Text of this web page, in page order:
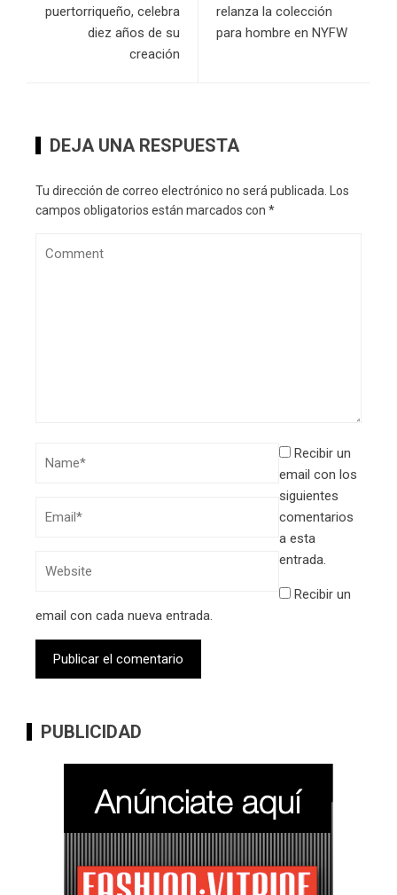
puertorriqueño, celebra
diez años de su
creación
relanza la colección
para hombre en NYFW
DEJA UNA RESPUESTA
Tu dirección de correo electrónico no será publicada.
Los
campos obligatorios están marcados con *
Recibir un
email con los
siguientes
comentarios
a esta
entrada.
Recibir un
email con cada nueva entrada.
PUBLICIDAD